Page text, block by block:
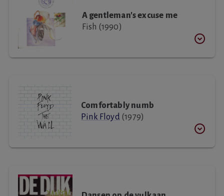
A gentleman's excuse me
Fish (1990)
Comfortably numb
Pink Floyd (1979)